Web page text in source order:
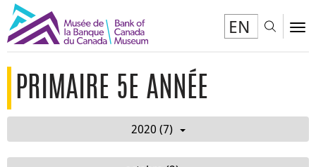
EN
PRIMAIRE 5E ANNÉE
2020 (7)